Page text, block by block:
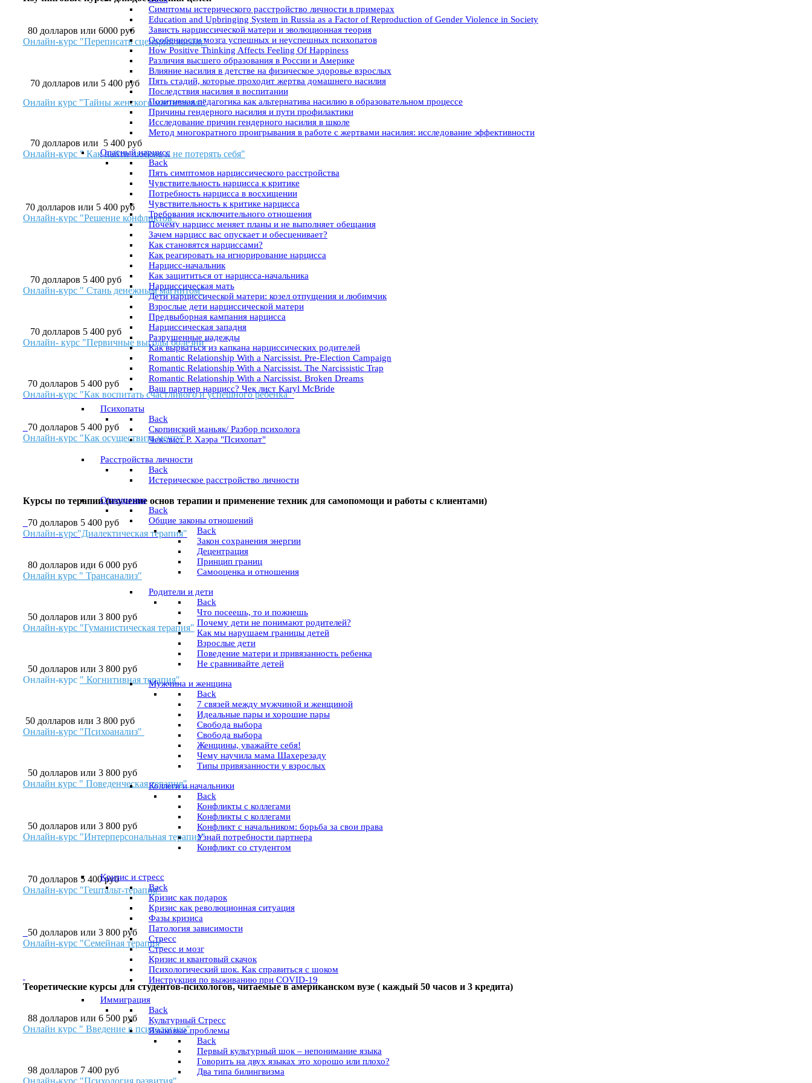
Симптомы истерического расстройство личности в примерах
Education and Upbringing System in Russia as a Factor of Reproduction of Gender Violence in Society
Зависть нарциссической матери и эволюционная теория
Особенности мозга успешных и неуспешных психопатов
How Positive Thinking Affects Feeling Of Happiness
Различия высшего образования в России и Америке
Влияние насилия в детстве на физическое здоровье взрослых
Пять стадий, которые проходит жертва домашнего насилия
Последствия насилия в воспитании
Позитивная педагогика как альтернатива насилию в образовательном процессе
Причины гендерного насилия и пути профилактики
Исследование причин гендерного насилия в школе
Метод многократного проигрывания в работе с жертвами насилия: исследование эффективности
Опасный нарцисс
Back
Пять симптомов нарциссического расстройства
Чувствительность нарцисса к критике
Потребность нарцисса в восхищении
Чувствительность к критике нарцисса
Требования исключительного отношения
Почему нарцисс меняет планы и не выполняет обещания
Зачем нарцисс вас опускает и обесценивает?
Как становятся нарциссами?
Как реагировать на игнорирование нарцисса
Нарцисс-начальник
Как защититься от нарцисса-начальника
Нарциссическая мать
Дети нарциссической матери: козел отпущения и любимчик
Взрослые дети нарциссической матери
Предвыборная кампания нарцисса
Нарциссическая западня
Разрушенные надежды
Как вырваться из капкана нарциссических родителей
Romantic Relationship With a Narcissist. Pre-Election Campaign
Romantic Relationship With a Narcissist. The Narcissistic Trap
Romantic Relationship With a Narcissist. Broken Dreams
Ваш партнер нарцисс? Чек лист Karyl McBride
Психопаты
Back
Скопинский маньяк/ Разбор психолога
Чек-лист Р. Хаэра "Психопат"
Расстройства личности
Back
Истерическое расстройство личности
Отношения
Back
Общие законы отношений
Back
Закон сохранения энергии
Децентрация
Принцип границ
Самооценка и отношения
Pодители и дети
Back
Что посеешь, то и пожнешь
Почему дети не понимают родителей?
Как мы нарушаем границы детей
Взрослые дети
Поведение матери и привязанность ребенка
Не сравнивайте детей
Мужчина и женщина
Back
7 связей между мужчиной и женщиной
Идеальные пары и хорошие пары
Свобода выбора
Свобода выбора
Женщины, уважайте себя!
Чему научила мама Шахерезаду
Типы привязанности у взрослых
Коллеги и начальники
Back
Конфликты с коллегами
Конфликты с коллегами
Конфликт с начальником: борьба за свои права
Узнай потребности партнера
Конфликт со студентом
Кризис и стресс
Back
Кризис как подарок
Кризис как революционная ситуация
Фазы кризиса
Патология зависимости
Стресс
Стресс и мозг
Кризис и квантовый скачок
Психологический шок. Как справиться с шоком
Инструкция по выживанию при COVID-19
Иммиграция
Back
Культурный Стресс
Языковые проблемы
Back
Первый культурный шок – непонимание языка
Говорить на двух языках это хорошо или плохо?
Два типа билингвизма
80 долларов или 6000 руб
Онлайн-курс "Переписать сценарий жизни"
70 долларов или 5 400 руб
Онлайн курс "Тайны женского магнетизма"
70 долларов или 5 400 руб
Онлайн-курс " Как найти любовь и не потерять себя"
70 долларов или 5 400 руб
Онлайн-курс "Решение конфликтов"
70 долларов 5 400 руб
Онлайн-курс " Стань денежным магнитом"
70 долларов 5 400 руб
Онлайн- курс "Первичные выгоды болезни"
70 долларов 5 400 руб
Онлайн-курс "Как воспитать счастливого и успешного ребенка"
70 долларов 5 400 руб
Онлайн-курс "Как осуществить мечту"
Курсы по терапии (изучение основ терапии и применение техник для самопомощи и работы с клиентами)
70 долларов 5 400 руб
Онлайн-курс"Диалектическая терапия"
80 долларов иди 6 000 руб
Онлайн курс " Трансанализ"
50 долларов или 3 800 руб
Онлайн-курс "Гуманистическая терапия"
50 долларов или 3 800 руб
Онлайн-курс " Когнитивная терапия"
50 долларов или 3 800 руб
Онлайн-курс "Психоанализ"
50 долларов или 3 800 руб
Онлайн курс " Поведенческая терапия"
50 долларов или 3 800 руб
Онлайн-курс "Интерперсональная терапия"
70 долларов 5 400 руб
Онлайн-курс "Гештальт-терапия"
50 долларов или 3 800 руб
Онлайн-курс "Семейная терапия"
Теоретические курсы для студентов-психологов, читаемые в американском вузе ( каждый 50 часов и 3 кредита)
88 долларов или 6 500 руб
Онлайн курс " Введение в психологию"
98 долларов 7 400 руб
Онлайн-курс "Психология развития"